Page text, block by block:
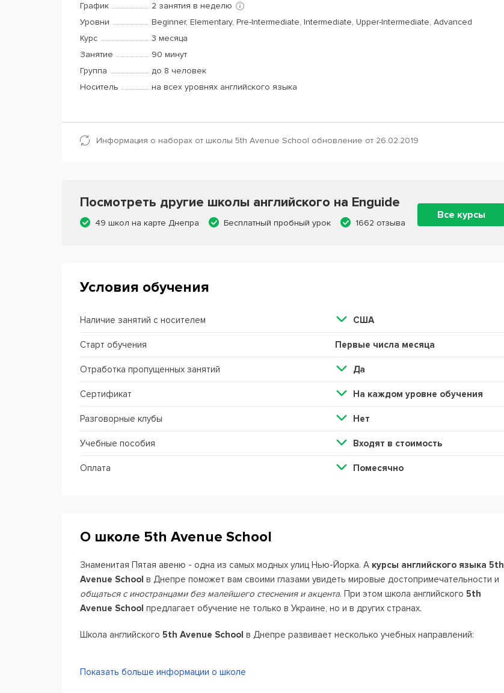
График
2 занятия в неделю
Уровни
Beginner, Elementary, Pre-Intermediate, Intermediate, Upper-Intermediate, Advanced
Курс
3 месяца
Занятие
90 минут
Группа
до 8 человек
Носитель
на всех уровнях английского языка
Информация о наборах от школы 5th Avenue School обновление от 26.02.2019
Посмотреть другие школы английского на Enguide
49 школ на карте Днепра Бесплатный пробный урок 1662 отзыва
Все курсы
Условия обучения
Наличие занятий с носителем США
Старт обучения Первые числа месяца
Отработка пропущенных занятий Да
Сертификат На каждом уровне обучения
Разговорные клубы Нет
Учебные пособия Входят в стоимость
Оплата Помесячно
О школе 5th Avenue School
Знаменитая Пятая авеню - одна из самых модных улиц Нью-Йорка. А курсы английского языка 5th
Avenue School в Днепре поможет вам своими глазами увидеть мировые достопримечательности и
общаться с иностранцами без малейшего стеснения и акцента. При этом школа английского 5th
Avenue School предлагает обучение не только в Украине, но и в других странах.
Школа английского 5th Avenue School в Днепре развивает несколько учебных направлений:
живую и по телефону, с преподавателем, одногруппниками и носителем языка.
Показать больше информации о школе